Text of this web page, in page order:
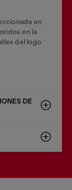
en
en la
del logo
DE